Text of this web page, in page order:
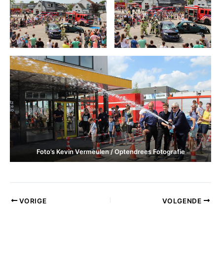
Foto’s Kevin Vermeulen / Optendrees Fotografie
VORIGE VOLGENDE